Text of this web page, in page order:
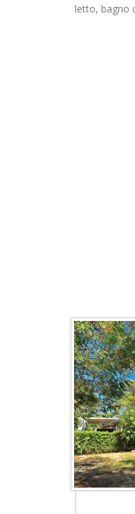
letto, bagno